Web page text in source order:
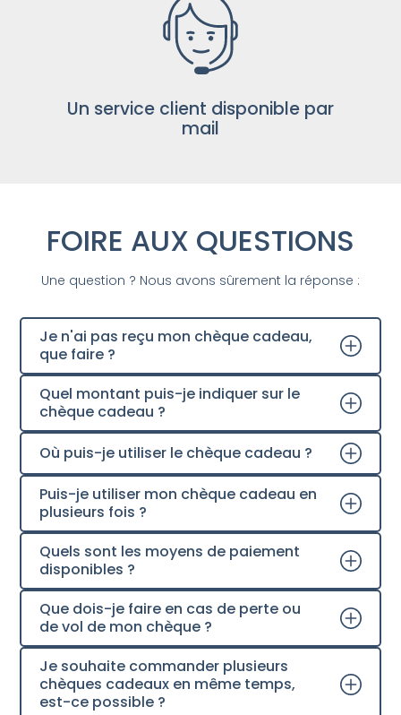
Un service client disponible par
mail
FOIRE AUX QUESTIONS
Une question ? Nous avons sûrement la réponse :
Je n'ai pas reçu mon chèque cadeau,
que faire ?
Quel montant puis-je indiquer sur le
chèque cadeau ?
Où puis-je utiliser le chèque cadeau ?
Puis-je utiliser mon chèque cadeau en
plusieurs fois ?
Quels sont les moyens de paiement
disponibles ?
Que dois-je faire en cas de perte ou
de vol de mon chèque ?
Je souhaite commander plusieurs
chèques cadeaux en même temps,
est-ce possible ?